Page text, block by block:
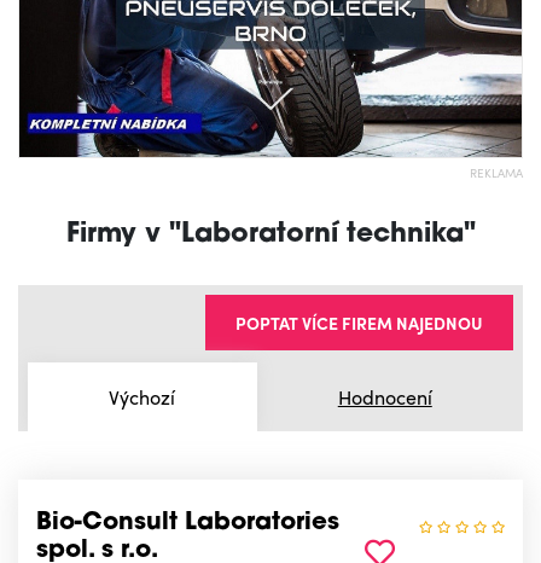
REKLAMA
Firmy v "Laboratorní technika"
Výchozí Hodnocení
POPTAT VÍCE FIREM NAJEDNOU
Bio-Consult Laboratories
spol. s r.o.